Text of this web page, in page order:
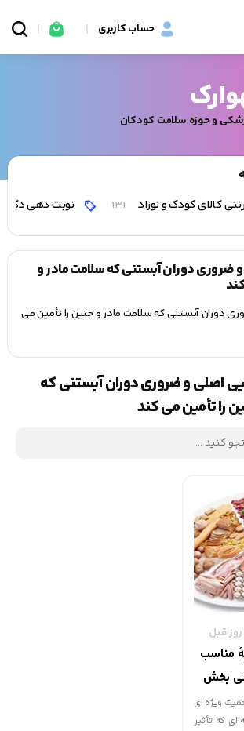
حساب کاربری
و حوزه سلامت کودکان
کالای کودک و نوزاد 131 نوبت دهی
ضروری دوران آبستنی که سلامت مادر و
دوران آبستنی که سلامت مادر و جنین را تأمین می
اصلی و ضروری دوران آبستنی که
را تأمین می کند
مناسب
بخش
ويژه ای
ای که تأثير